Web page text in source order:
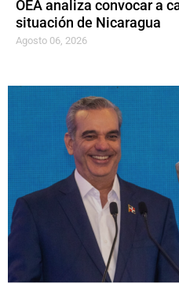
OEA analiza convocar a
situación de Nicaragua
Agosto 06, 2026